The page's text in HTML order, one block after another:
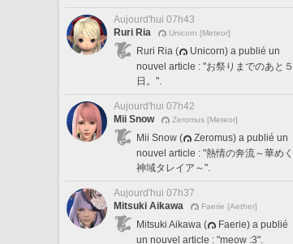
Aujourd'hui 07h43
Ruri Ria
Unicorn [Meteor]
Ruri Ria (
Unicorn) a publié un
nouvel article : "お祭りまでのあと５
日。".
Aujourd'hui 07h42
Mii Snow
Zeromus [Meteor]
Mii Snow (
Zeromus) a publié un
nouvel article : "熱情の奔流～華めく
神域タレイア～".
Aujourd'hui 07h37
Mitsuki Aikawa
Faerie [Aether]
Mitsuki Aikawa (
Faerie) a publié
un nouvel article : "meow :3".